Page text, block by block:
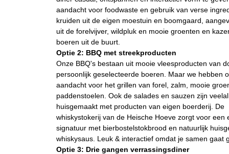
aandacht voor foodwaste en gebruik van verse
kruiden uit de eigen moestuin en boomgaard,
uit de forelvijver, wildpluk en mooie groenten en
boeren uit de buurt.
Optie 2: BBQ met streekproducten
Onze BBQ's bestaan uit mooie vleesproducten van
persoonlijk geselecteerde boeren. Maar we hebben
aandacht voor het grillen van forel, zalm, mooie
paddenstoelen. Ook de salades en sauzen zijn veelal
huisgemaakt met producten van eigen boerderij. De
whiskystokerij van de Heische Hoeve zorgt voor een
signatuur met bierbostelstokbrood en natuurlijk
whiskysaus. Leuk & interactief omdat je samen gaat
Optie 3: Drie gangen verrassingsdiner